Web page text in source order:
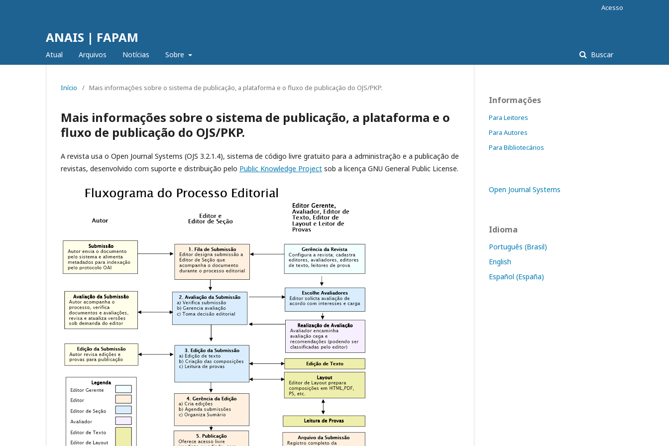
ANAIS | FAPAM
Atual Arquivos Notícias Sobre Buscar
Acesso
Início / Mais informações sobre o sistema de publicação, a plataforma e o fluxo de publicação do OJS/PKP.
Mais informações sobre o sistema de publicação, a plataforma e o
fluxo de publicação do OJS/PKP.
A revista usa o Open Journal Systems (OJS 3.2.1.4), sistema de código livre gratuito para a administração e a publicação de
revistas, desenvolvido com suporte e distribuição pelo Public Knowledge Project sob a licença GNU General Public License.
Informações
Para Leitores
Para Autores
Para Bibliotecários
Open Journal Systems
Idioma
Português (Brasil)
English
Español (España)